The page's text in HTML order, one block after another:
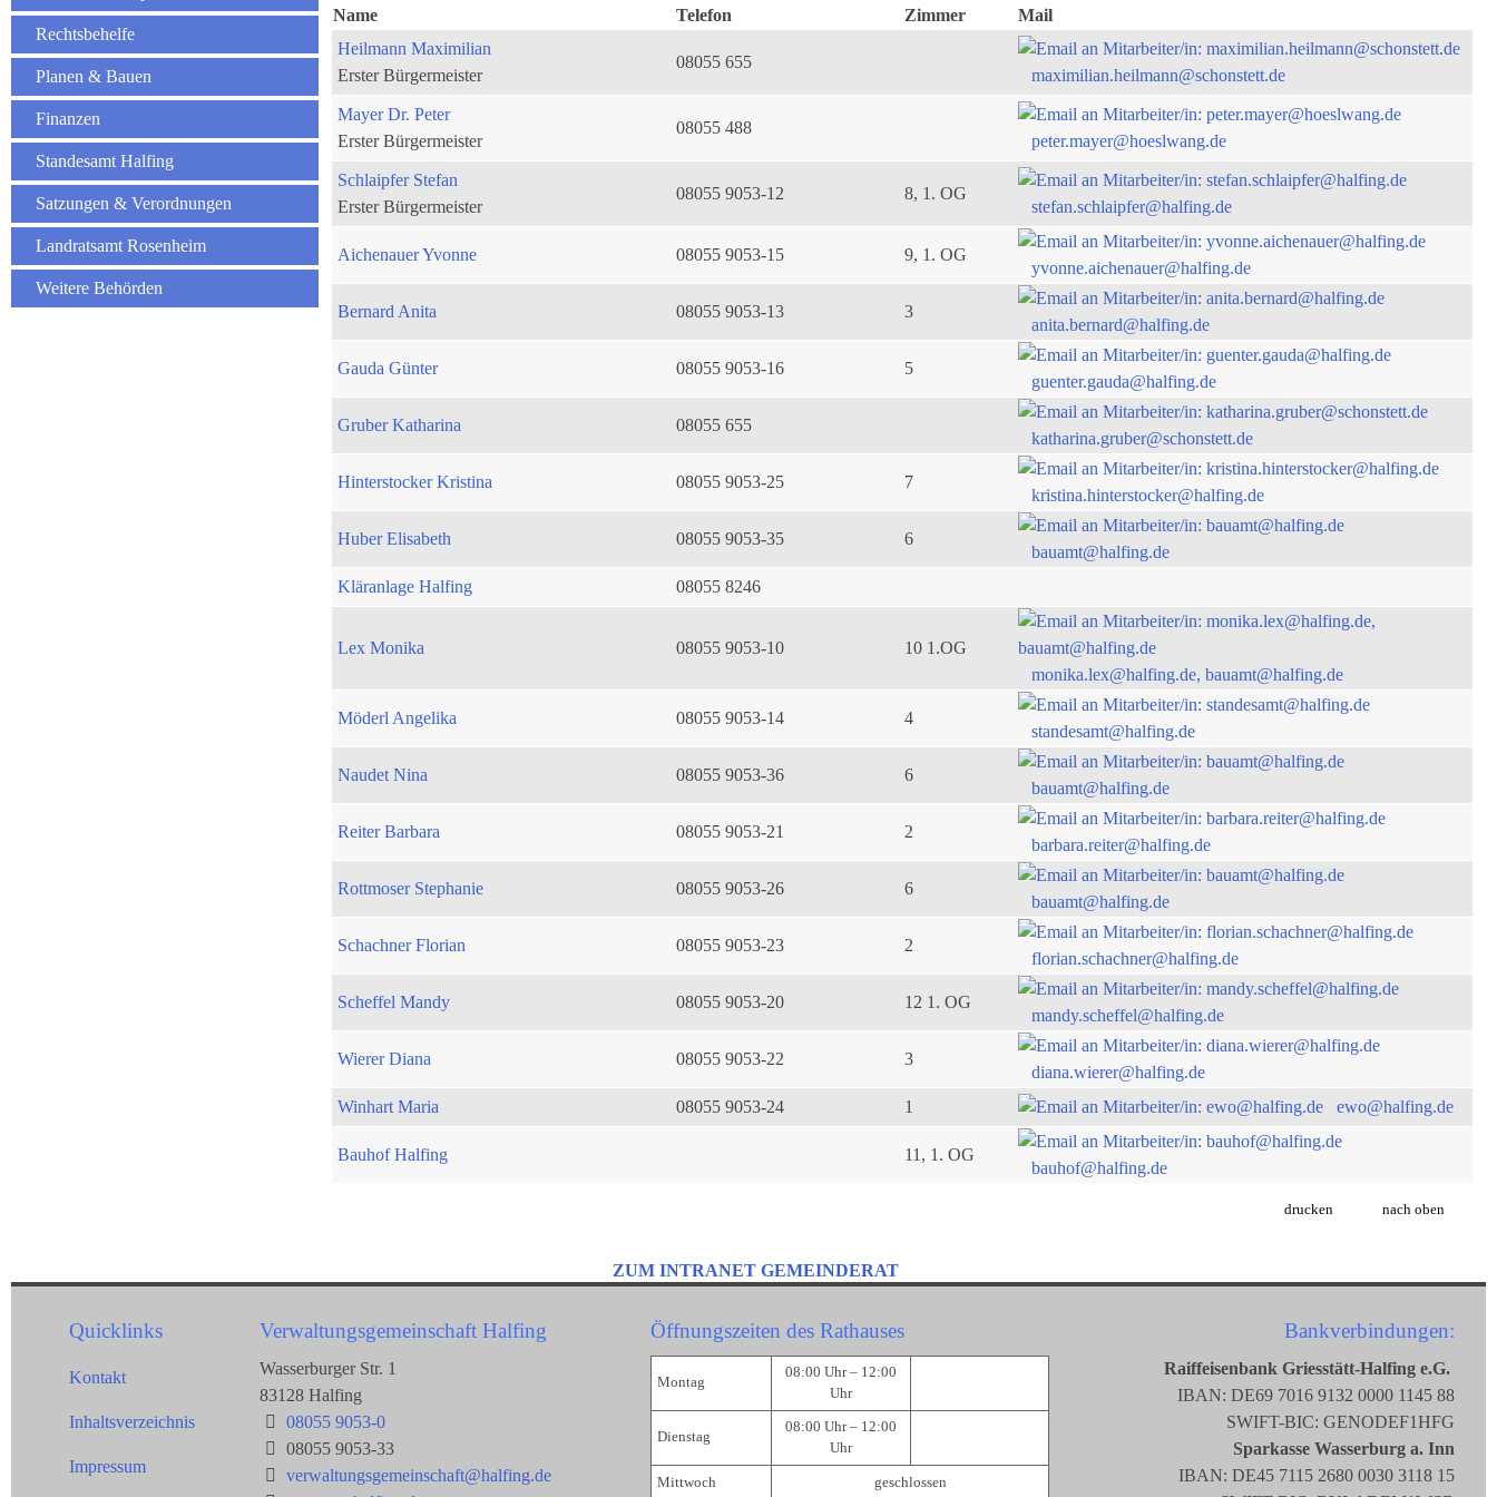
Rechtsbehelfe
Planen & Bauen
Finanzen
Standesamt Halfing
Satzungen & Verordnungen
Landratsamt Rosenheim
Weitere Behörden
Name
Telefon Zimmer
Mail
Heilmann Maximilian
Erster Bürgermeister
08055 655
maximilian.heilmann@schonstett.de
Mayer Dr. Peter
Erster Bürgermeister
08055 488
peter.mayer@hoeslwang.de
Schlaipfer Stefan
Erster Bürgermeister
08055 9053-12 8, 1. OG
stefan.schlaipfer@halfing.de
Aichenauer Yvonne 08055 9053-15 9, 1. OG
yvonne.aichenauer@halfing.de
Bernard Anita 08055 9053-13 3
anita.bernard@halfing.de
Gauda Günter 08055 9053-16 5
guenter.gauda@halfing.de
Gruber Katharina 08055 655
katharina.gruber@schonstett.de
Hinterstocker Kristina 08055 9053-25 7
kristina.hinterstocker@halfing.de
Huber Elisabeth 08055 9053-35 6
bauamt@halfing.de
Kläranlage Halfing
08055 8246
Lex Monika 08055 9053-10
10 1.OG
monika.lex@halfing.de, bauamt@halfing.de
Möderl Angelika 08055 9053-14 4
standesamt@halfing.de
Naudet Nina 08055 9053-36 6
bauamt@halfing.de
Reiter Barbara 08055 9053-21 2
barbara.reiter@halfing.de
Rottmoser Stephanie 08055 9053-26 6
bauamt@halfing.de
Schachner Florian 08055 9053-23 2
florian.schachner@halfing.de
Scheffel Mandy 08055 9053-20 12 1. OG
mandy.scheffel@halfing.de
Wierer Diana 08055 9053-22 3
diana.wierer@halfing.de
Winhart Maria
08055 9053-24 1 ewo@halfing.de
Bauhof Halfing 11, 1. OG
bauhof@halfing.de
drucken nach oben
ZUM INTRANET GEMEINDERAT
Quicklinks
Kontakt
Inhaltsverzeichnis
Impressum
Verwaltungsgemeinschaft Halfing
Wasserburger Str. 1
83128 Halfing
08055 9053-0
08055 9053-33
verwaltungsgemeinschaft@halfing.de
Öffnungszeiten des Rathauses
Montag
08:00 Uhr – 12:00
Uhr
Dienstag
08:00 Uhr – 12:00
Uhr
Mittwoch geschlossen
Bankverbindungen:
Raiffeisenbank Griesstätt-Halfing e.G.
IBAN: DE69 7016 9132 0000 1145 88
SWIFT-BIC: GENODEF1HFG
Sparkasse Wasserburg a. Inn
IBAN: DE45 7115 2680 0030 3118 15